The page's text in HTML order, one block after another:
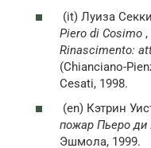
(it) Луиза
Piero di Cosimo ,
Rinascimento:
(Chianciano-
Cesati, 1998.
(en) Кэтрин
пожар Пьеро ди
Эшмола, 1999.